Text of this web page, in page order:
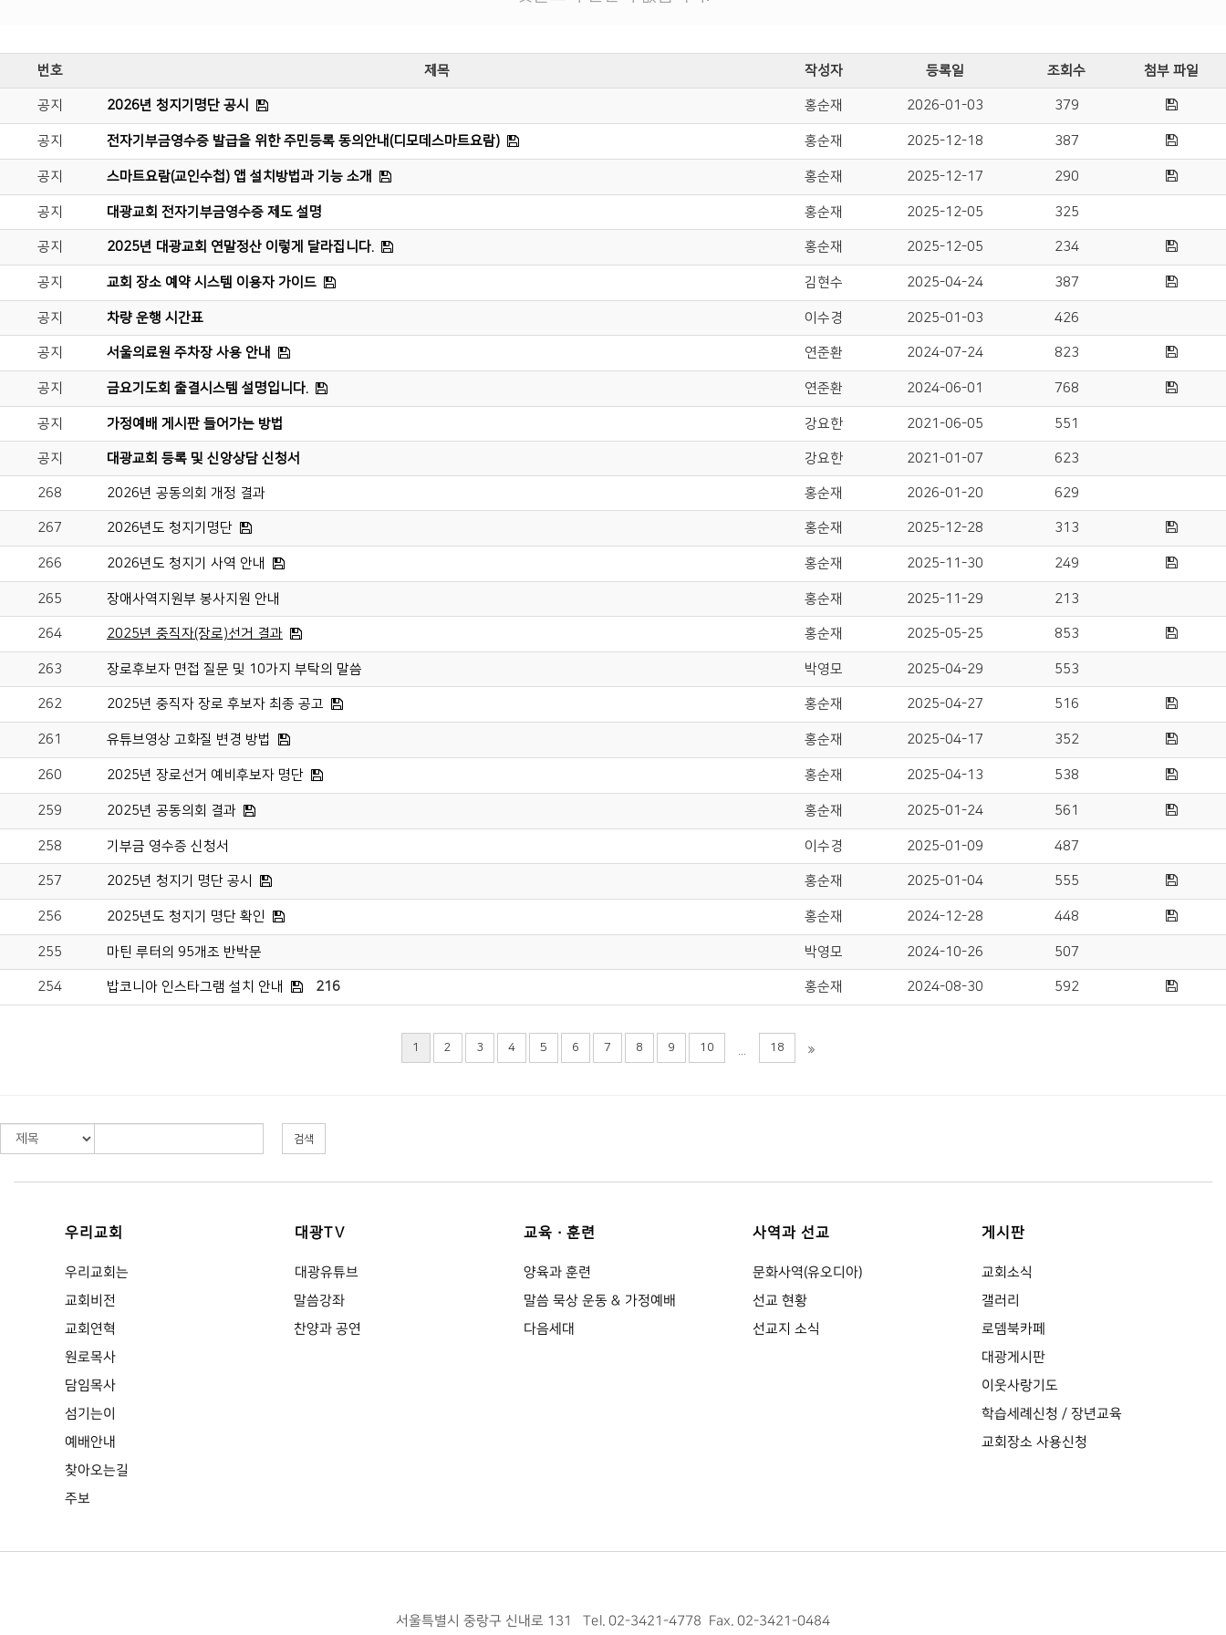
번호 제목 작성자 등록일 조회수 첨부 파일
공지 2026년 청지기명단 공시 홍순재 2026-01-03 379
공지 전자기부금영수증 발급을 위한 주민등록 동의안내(디모데스마트요람) 홍순재 2025-12-18 387
공지 스마트요람(교인수첩) 앱 설치방법과 기능 소개 홍순재 2025-12-17 290
공지 대광교회 전자기부금영수증 제도 설명 홍순재 2025-12-05 325
공지 2025년 대광교회 연말정산 이렇게 달라집니다. 홍순재 2025-12-05 234
공지 교회 장소 예약 시스템 이용자 가이드 김현수 2025-04-24 387
공지 차량 운행 시간표 이수경 2025-01-03 426
공지 서울의료원 주차장 사용 안내 연준환 2024-07-24 823
공지 금요기도회 출결시스템 설명입니다. 연준환 2024-06-01 768
공지 가정예배 게시판 들어가는 방법 강요한 2021-06-05 551
공지 대광교회 등록 및 신앙상담 신청서 강요한 2021-01-07 623
268 2026년 공동의회 개정 결과 홍순재 2026-01-20 629
267 2026년도 청지기명단 홍순재 2025-12-28 313
266 2026년도 청지기 사역 안내 홍순재 2025-11-30 249
265 장애사역지원부 봉사지원 안내 홍순재 2025-11-29 213
264 2025년 중직자(장로)선거 결과 홍순재 2025-05-25 853
263 장로후보자 면접 질문 및 10가지 부탁의 말씀 박영모 2025-04-29 553
262 2025년 중직자 장로 후보자 최종 공고 홍순재 2025-04-27 516
261 유튜브영상 고화질 변경 방법 홍순재 2025-04-17 352
260 2025년 장로선거 예비후보자 명단 홍순재 2025-04-13 538
259 2025년 공동의회 결과 홍순재 2025-01-24 561
258 기부금 영수증 신청서 이수경 2025-01-09 487
257 2025년 청지기 명단 공시 홍순재 2025-01-04 555
256 2025년도 청지기 명단 확인 홍순재 2024-12-28 448
255 마틴 루터의 95개조 반박문 박영모 2024-10-26 507
254 밥코니아 인스타그램 설치 안내 216 홍순재 2024-08-30 592
1 2 3 4 5 6 7 8 9 10 18
검색
우리교회
우리교회는
교회비전
교회연혁
원로목사
담임목사
섬기는이
예배안내
찾아오는길
주보
대광TV
대광유튜브
말씀강좌
찬양과 공연
교육·훈련
양육과 훈련
말씀 묵상 운동 & 가정예배
다음세대
사역과 선교
문화사역(유오디아)
선교 현황
선교지 소식
게시판
교회소식
갤러리
로뎀북카페
대광게시판
이웃사랑기도
학습세례신청 / 장년교육
교회장소 사용신청
서울특별시 중랑구 신내로 131 Tel. 02-3421-4778 Fax. 02-3421-0484